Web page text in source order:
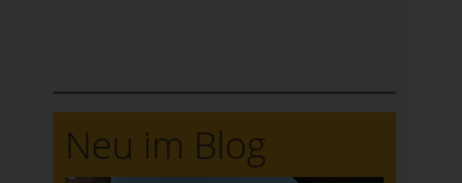
Neu im Blog